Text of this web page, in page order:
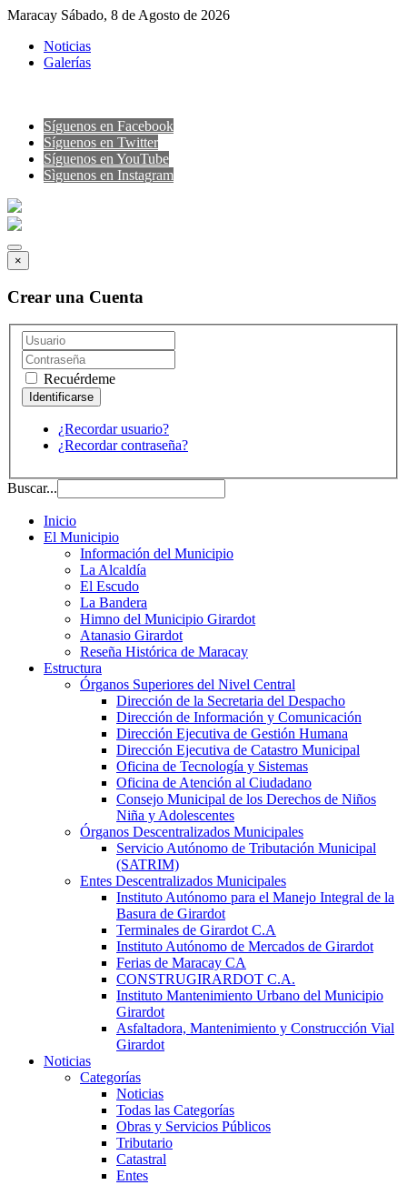
Maracay Sábado, 8 de Agosto de 2026
Noticias
Galerías
Síguenos en Facebook
Síguenos en Twitter
Síguenos en YouTube
Sìguenos en Instagram
×
Crear una Cuenta
Recuérdeme
¿Recordar usuario?
¿Recordar contraseña?
Buscar...
Inicio
El Municipio
Información del Municipio
La Alcaldía
El Escudo
La Bandera
Himno del Municipio Girardot
Atanasio Girardot
Reseña Histórica de Maracay
Estructura
Órganos Superiores del Nivel Central
Dirección de la Secretaria del Despacho
Dirección de Información y Comunicación
Dirección Ejecutiva de Gestión Humana
Dirección Ejecutiva de Catastro Municipal
Oficina de Tecnología y Sistemas
Oficina de Atención al Ciudadano
Consejo Municipal de los Derechos de Niños
Niña y Adolescentes
Órganos Descentralizados Municipales
Servicio Autónomo de Tributación Municipal
(SATRIM)
Entes Descentralizados Municipales
Instituto Autónomo para el Manejo Integral de la
Basura de Girardot
Terminales de Girardot C.A
Instituto Autónomo de Mercados de Girardot
Ferias de Maracay CA
CONSTRUGIRARDOT C.A.
Instituto Mantenimiento Urbano del Municipio
Girardot
Asfaltadora, Mantenimiento y Construcción Vial
Girardot
Noticias
Categorías
Noticias
Todas las Categorías
Obras y Servicios Públicos
Tributario
Catastral
Entes